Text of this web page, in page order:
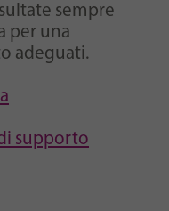
sempre
per una
adeguati.
supporto